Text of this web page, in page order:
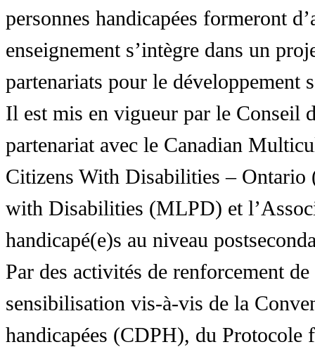
personnes handicapées formeront
enseignement s’intègre dans un
partenariats pour le développement
Il est mis en vigueur par le Conseil
partenariat avec le Canadian
Citizens With Disabilities – Ontario
with Disabilities (MLPD) et
handicapé(e)s au niveau
Par des activités de renforcement
sensibilisation vis-à-vis de la
handicapées (CDPH), du Protocole